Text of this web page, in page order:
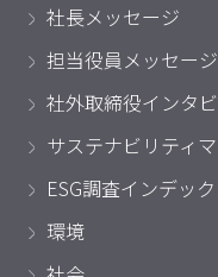
社長メッセージ
担当役員メッセージ
社外取締役インタ
サステナビリティ
ESG調査インデッ
環境